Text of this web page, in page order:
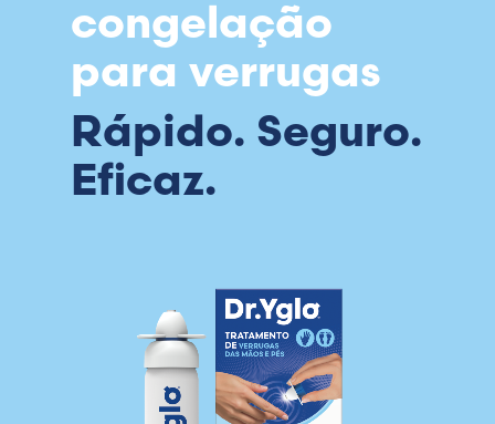
congelação
para verrugas
Rápido. Seguro.
Eficaz.